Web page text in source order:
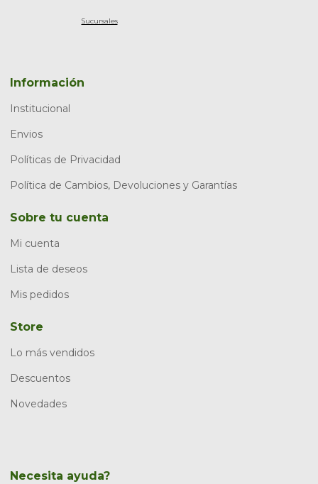
Sucursales
Información
Institucional
Envios
Políticas de Privacidad
Política de Cambios, Devoluciones y Garantías
Sobre tu cuenta
Mi cuenta
Lista de deseos
Mis pedidos
Store
Lo más vendidos
Descuentos
Novedades
Necesita ayuda?